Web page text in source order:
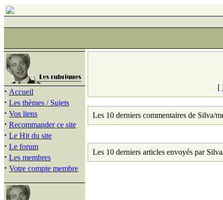
· Accueil
· Les thèmes / Sujets
· Vos liens
· Recommander ce site
· Le Hit du site
· Le forum
· Les membres
· Votre compte membre
[
Les 10 derniers commentaires de Silva/
Les 10 derniers articles envoyés par